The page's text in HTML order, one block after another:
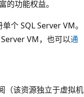
功能权益。
个 SQL Server VM。
VM，也可以通
（该资源独立于虚拟机